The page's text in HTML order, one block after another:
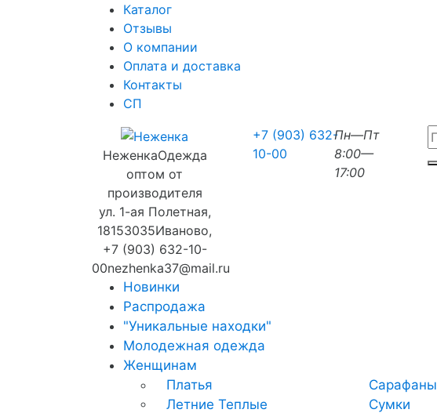
Каталог
Отзывы
О компании
Оплата и доставка
Контакты
СП
НеженкаОдежда
оптом от
производителя
ул. 1-ая Полетная,
18153035Иваново,
+7 (903) 632-10-
00nezhenka37@mail.ru
+7 (903) 632-
10-00
Пн—Пт
8:00—
17:00
Новинки
Распродажа
"Уникальные находки"
Молодежная одежда
Женщинам
Платья
Летние Теплые
Сарафаны
Сумки